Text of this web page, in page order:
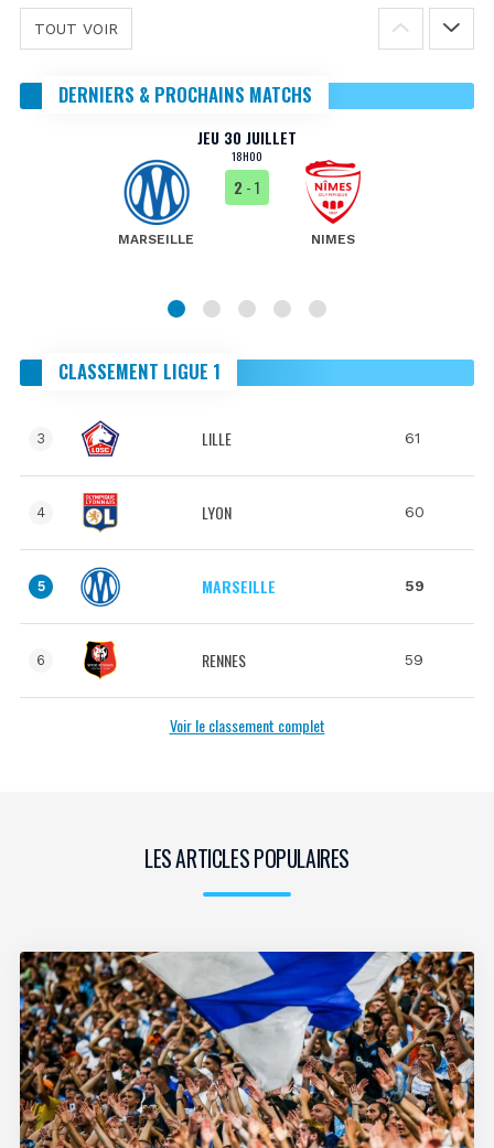
TOUT VOIR
DERNIERS & PROCHAINS MATCHS
JEU 30 JUILLET
18H00
MARSEILLE
2 - 1
NIMES
CLASSEMENT LIGUE 1
3 LILLE 61
4 LYON 60
5 MARSEILLE 59
6 RENNES 59
Voir le classement complet
LES ARTICLES POPULAIRES